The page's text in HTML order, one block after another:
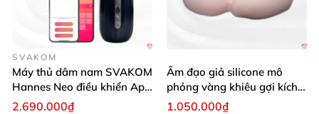
SVAKOM
Máy thủ dâm nam SVAKOM
Hannes Neo điều khiển App
tương tác
2.690.000₫
Âm đạo giả silicone mô
phỏng vàng khiêu gợi kích
thích mua
1.050.000₫